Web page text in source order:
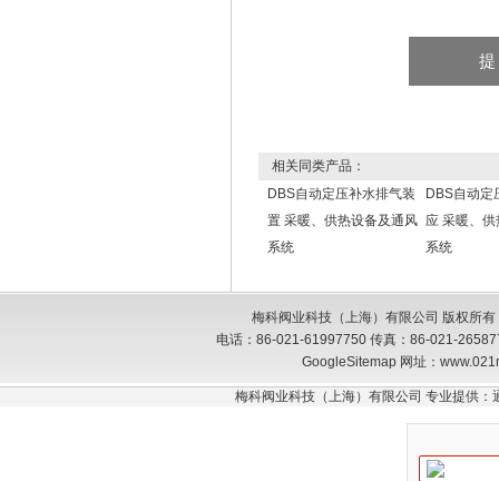
相关同类产品：
DBS自动定压补水排气装
置 采暖、供热设备及通风
系统
DBS自动定
应 采暖、
系统
梅科阀业科技（上海）有限公司 版权所
电话：86-021-61997750 传真：86-021-
GoogleSitemap网址：
梅科阀业科技（上海）有限公司 专业提供